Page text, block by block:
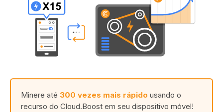
Minere até 300 vezes mais rápido usando o
recurso do Cloud.Boost em seu dispositivo móvel!